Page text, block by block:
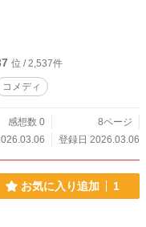
位 / 2,537件
コメディ
感想数 0
8ページ
登録日 2026.03.06
お気に入り追加 1